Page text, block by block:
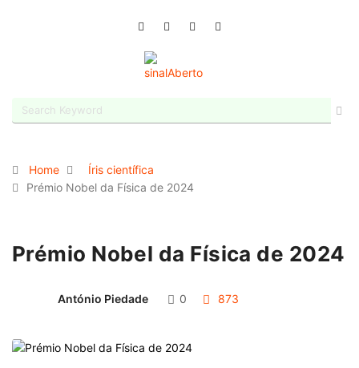
Home
Íris científica
Prémio Nobel da Física de 2024
Prémio Nobel da Física de 2024
António Piedade 0 873